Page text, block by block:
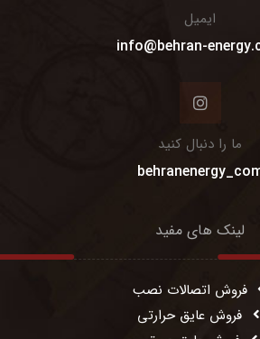
ایمیل
info@behran-
ما را دنبال کنید
لینک های مفید
فروش اتصالات نصب
فروش عایق حرارتی